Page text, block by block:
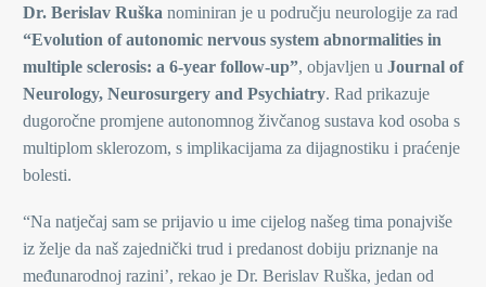
Dr. Berislav Ruška nominiran je u području neurologije za rad
“Evolution of autonomic nervous system abnormalities in
multiple sclerosis: a 6‑year follow‑up”, objavljen u Journal of
Neurology, Neurosurgery and Psychiatry. Rad prikazuje
dugoročne promjene autonomnog živčanog sustava kod osoba s
multiplom sklerozom, s implikacijama za dijagnostiku i praćenje
bolesti.
“Na natječaj sam se prijavio u ime cijelog našeg tima ponajviše
iz želje da naš zajednički trud i predanost dobiju priznanje na
međunarodnoj razini’, rekao je Dr. Berislav Ruška, jedan od